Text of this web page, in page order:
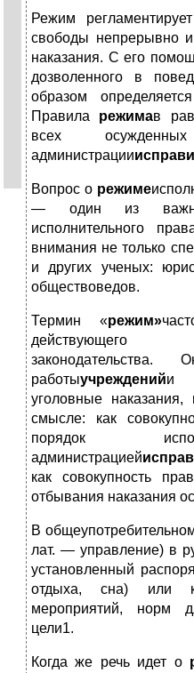
Режим
свободы непрерывно
наказания. С его
дозволенного в
образом
Правила режимав
всех
администрации
Вопрос о режиме
— один из
исполнительного
внимания не только
и других ученых:
обществоведов.
Термин «режим»
действующего
работыучрежденийи
уголовные
смысле: как
порядок
администрацией
как совокупность
отбывания наказания
В
лат. — управление) в
установленный
отдыха, сна) или
мероприятий, норм
цели1.
Когда же речь идет о